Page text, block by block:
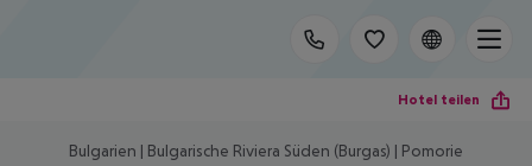
Hotel teilen
Bulgarien | Bulgarische Riviera Süden (Burgas) | Pomorie